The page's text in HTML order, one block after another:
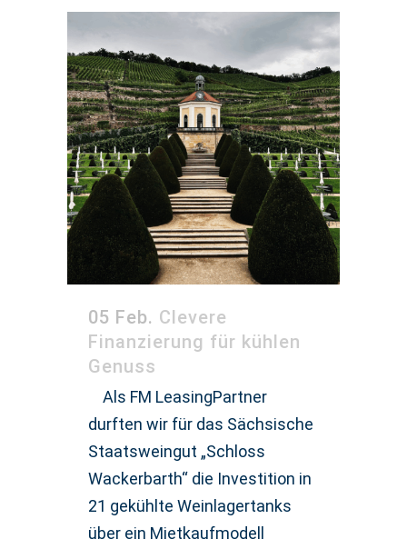
05 Feb. Clevere
Finanzierung für kühlen
Genuss
Als FM LeasingPartner
durften wir für das Sächsische
Staatsweingut „Schloss
Wackerbarth“ die Investition in
21 gekühlte Weinlagertanks
über ein Mietkaufmodell